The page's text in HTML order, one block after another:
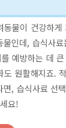
물이 건강하
인데, 습식사
예방하는 데
원활해지죠.
, 습식사료 선
요!